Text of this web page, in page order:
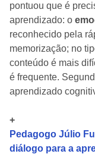
pontuou que é
aprendizado: o
reconhecido pela
memorização; no
conteúdo é mais
é frequente.
aprendizado
+
Pedagogo Júlio
diálogo para a